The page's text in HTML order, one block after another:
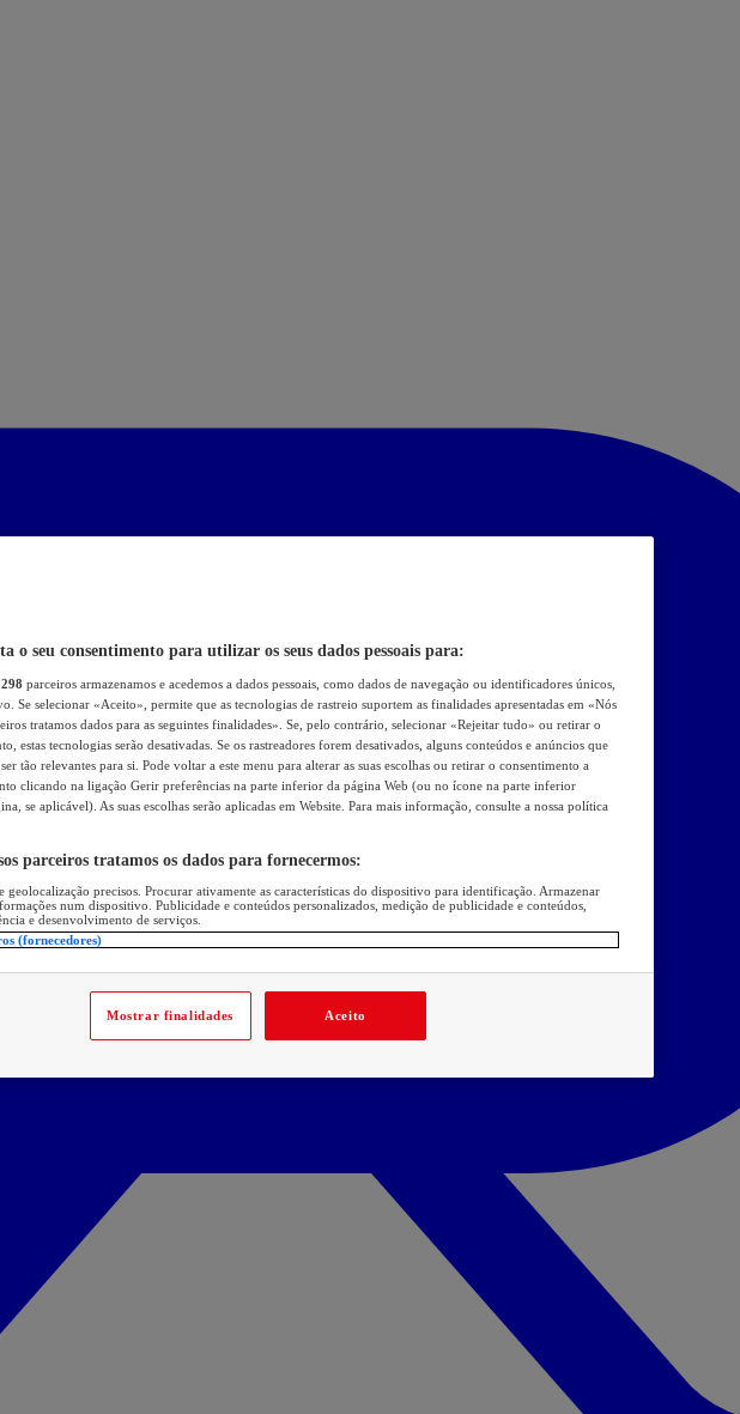
o seu consentimento para utilizar os seus dados pessoais para:
298 parceiros armazenamos e acedemos a dados pessoais, como dados de navegação ou identificadores únicos,
Se selecionar «Aceito», permite que as tecnologias de rastreio suportem as finalidades apresentadas em «Nós
tratamos dados para as seguintes finalidades». Se, pelo contrário, selecionar «Rejeitar tudo» ou retirar o
estas tecnologias serão desativadas. Se os rastreadores forem desativados, alguns conteúdos e anúncios que
tão relevantes para si. Pode voltar a este menu para alterar as suas escolhas ou retirar o consentimento a
clicando na ligação Gerir preferências na parte inferior da página Web (ou no ícone na parte inferior
se aplicável). As suas escolhas serão aplicadas em Website. Para mais informação, consulte a nossa política
parceiros tratamos os dados para fornecermos:
geolocalização precisos. Procurar ativamente as características do dispositivo para identificação. Armazenar
num dispositivo. Publicidade e conteúdos personalizados, medição de publicidade e conteúdos,
e desenvolvimento de serviços.
(fornecedores)
Mostrar finalidades Aceito